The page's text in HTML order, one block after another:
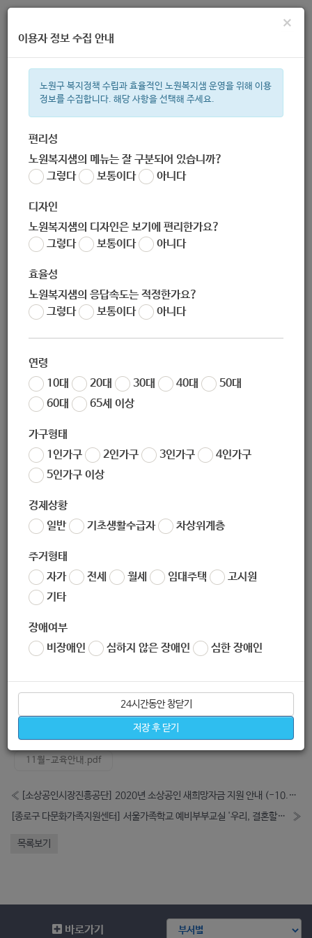
주간 인기검색어
한눈으로 보는 복지 정보
×
이용자 정보 수집 안내
노원구 복지정책 수립과 효율적인 노원복지샘 운영을 위해 이용
정보를 수집합니다. 해당 사항을 선택해 주세요.
편리성
노원복지샘의 메뉴는 잘 구분되어 있습니까?
그렇다
보통이다 아니다
디자인
노원복지샘의 디자인은 보기에 편리한가요?
그렇다
보통이다 아니다
효율성
노원복지샘의 응답속도는 적정한가요?
그렇다
보통이다 아니다
연령
10대
20대 30대 40대
50대
60대
65세 이상
가구형태
1인가구
2인가구 3인가구
4인가구
5인가구 이상
경제상황
일반
기초생활수급자 차상위계층
주거형태
자가
전세 월세 임대주택
고시원
기타
장애여부
비장애인
심하지 않은 장애인 심한 장애인
24시간동안 창닫기
저장 후 닫기
[서울특별시사회복지협의회] 2020년 11월 서울사회복지교육원
「사회복지 재무회계 교육과정」 안내 (-10.31)
작성자 노원 복지샘
작성일 2020-10-26 09:59
* 출처 : 서울특별시사회복지협의회
swin/html/main/sub.htm?ptype=view&idx=70062&page=
=&category=75&mainMenu=03&subMenu=01&pageNum
=
11월-교육안내.pdf
«
[소상공인시장진흥공단] 2020년 소상공인 새희망자금 지원 안내 (-10.31)
[종로구 다문화가족지원센터] 서울가족학교 예비부부교실 '우리, 결혼할까요' (-10.31)
»
목록보기
바로가기